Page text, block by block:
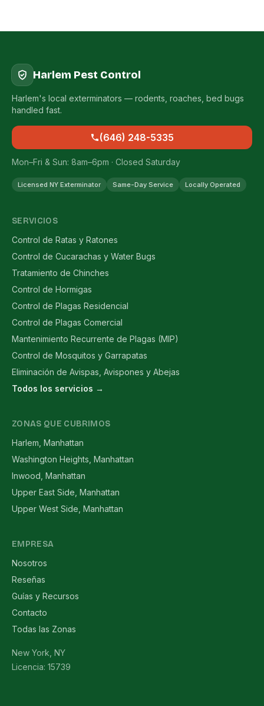
Harlem Pest Control
Harlem's local exterminators — rodents, roaches, bed bugs
handled fast.
(646) 248-5335
Mon–Fri & Sun: 8am–6pm · Closed Saturday
Licensed NY Exterminator Same-Day Service Locally Operated
SERVICIOS
Control de Ratas y Ratones
Control de Cucarachas y Water Bugs
Tratamiento de Chinches
Control de Hormigas
Control de Plagas Residencial
Control de Plagas Comercial
Mantenimiento Recurrente de Plagas (MIP)
Control de Mosquitos y Garrapatas
Eliminación de Avispas, Avispones y Abejas
Todos los servicios →
ZONAS QUE CUBRIMOS
Harlem, Manhattan
Washington Heights, Manhattan
Inwood, Manhattan
Upper East Side, Manhattan
Upper West Side, Manhattan
EMPRESA
Nosotros
Reseñas
Guías y Recursos
Contacto
Todas las Zonas
New York, NY
Licencia: 15739